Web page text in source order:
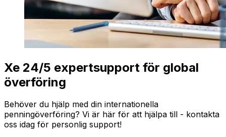
Xe 24/5 expertsupport för global
överföring
Behöver du hjälp med din internationella
penningöverföring? Vi är här för att hjälpa till - kontakta
oss idag för personlig support!